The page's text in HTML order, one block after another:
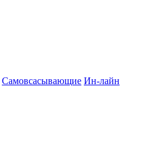
Самовсасывающие Ин-лайн